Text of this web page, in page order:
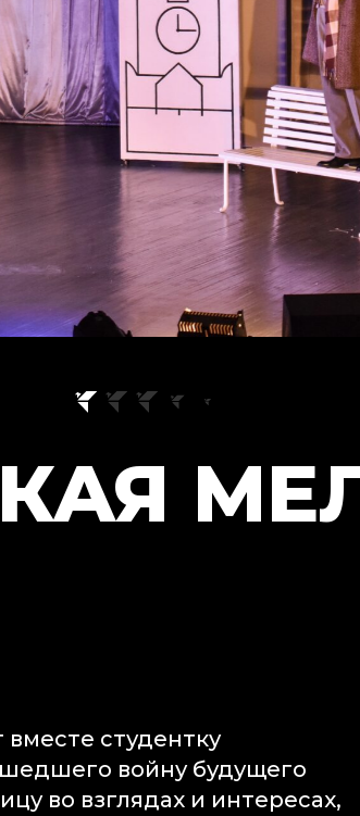
студентку
войну будущего
во взглядах и интересах,